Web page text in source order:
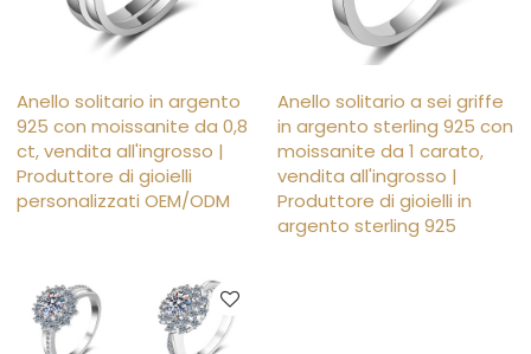
Anello solitario in argento
925 con moissanite da 0,8
ct, vendita all'ingrosso |
Produttore di gioielli
personalizzati OEM/ODM
Anello solitario a sei griffe
in argento sterling 925 con
moissanite da 1 carato,
vendita all'ingrosso |
Produttore di gioielli in
argento sterling 925